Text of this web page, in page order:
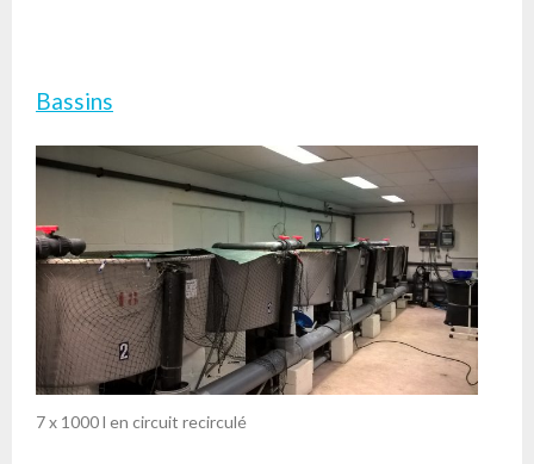
Bassins
7 x 1000 l en circuit recirculé